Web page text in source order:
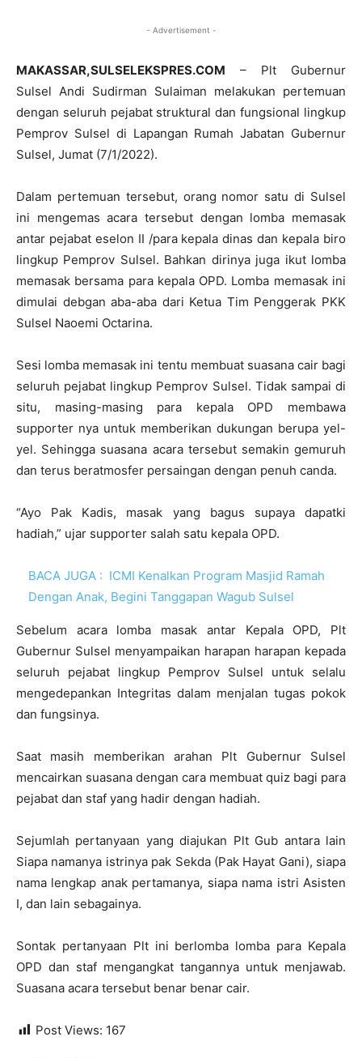
- Advertisement -
MAKASSAR,SULSELEKSPRES.COM – Plt Gubernur
Sulsel Andi Sudirman Sulaiman melakukan pertemuan
dengan seluruh pejabat struktural dan fungsional lingkup
Pemprov Sulsel di Lapangan Rumah Jabatan Gubernur
Sulsel, Jumat (7/1/2022).
Dalam pertemuan tersebut, orang nomor satu di Sulsel
ini mengemas acara tersebut dengan lomba memasak
antar pejabat eselon II /para kepala dinas dan kepala biro
lingkup Pemprov Sulsel. Bahkan dirinya juga ikut lomba
memasak bersama para kepala OPD. Lomba memasak ini
dimulai debgan aba-aba dari Ketua Tim Penggerak PKK
Sulsel Naoemi Octarina.
Sesi lomba memasak ini tentu membuat suasana cair bagi
seluruh pejabat lingkup Pemprov Sulsel. Tidak sampai di
situ, masing-masing para kepala OPD membawa
supporter nya untuk memberikan dukungan berupa yel-
yel. Sehingga suasana acara tersebut semakin gemuruh
dan terus beratmosfer persaingan dengan penuh canda.
“Ayo Pak Kadis, masak yang bagus supaya dapatki
hadiah,” ujar supporter salah satu kepala OPD.
BACA JUGA : ICMI Kenalkan Program Masjid Ramah
Dengan Anak, Begini Tanggapan Wagub Sulsel
Sebelum acara lomba masak antar Kepala OPD, Plt
Gubernur Sulsel menyampaikan harapan harapan kepada
seluruh pejabat lingkup Pemprov Sulsel untuk selalu
mengedepankan Integritas dalam menjalan tugas pokok
dan fungsinya.
Saat masih memberikan arahan Plt Gubernur Sulsel
mencairkan suasana dengan cara membuat quiz bagi para
pejabat dan staf yang hadir dengan hadiah.
Sejumlah pertanyaan yang diajukan Plt Gub antara lain
Siapa namanya istrinya pak Sekda (Pak Hayat Gani), siapa
nama lengkap anak pertamanya, siapa nama istri Asisten
I, dan lain sebagainya.
Sontak pertanyaan Plt ini berlomba lomba para Kepala
OPD dan staf mengangkat tangannya untuk menjawab.
Suasana acara tersebut benar benar cair.
Post Views: 167